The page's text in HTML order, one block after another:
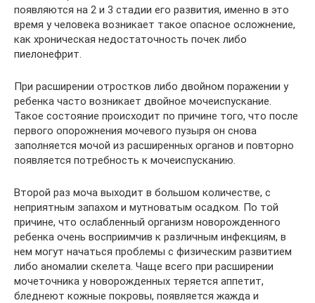
появляются на 2 и 3 стадии его развития, именно в это
время у человека возникает такое опасное осложнение,
как хроническая недостаточность почек либо
пиелонефрит.
При расширении отростков либо двойном поражении у
ребенка часто возникает двойное мочеиспускание.
Такое состояние происходит по причине того, что после
первого опорожнения мочевого пузыря он снова
заполняется мочой из расширенных органов и повторно
появляется потребность к мочеиспусканию.
Второй раз моча выходит в большом количестве, с
неприятным запахом и мутноватым осадком. По той
причине, что ослабленный организм новорожденного
ребенка очень восприимчив к различным инфекциям, в
нем могут начаться проблемы с физическим развитием
либо аномалии скелета. Чаще всего при расширении
мочеточника у новорожденных теряется аппетит,
бледнеют кожные покровы, появляется жажда и